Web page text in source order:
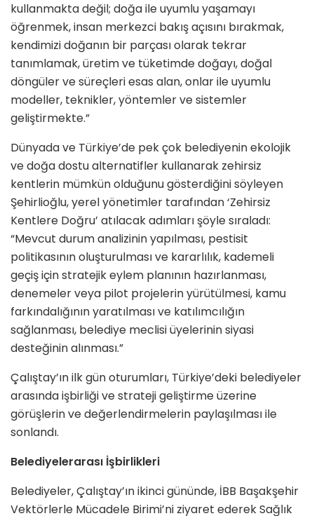
kullanmakta değil; doğa ile uyumlu yaşamayı
öğrenmek, insan merkezci bakış açısını bırakmak,
kendimizi doğanın bir parçası olarak tekrar
tanımlamak, üretim ve tüketimde doğayı, doğal
döngüler ve süreçleri esas alan, onlar ile uyumlu
modeller, teknikler, yöntemler ve sistemler
geliştirmekte.”
Dünyada ve Türkiye’de pek çok belediyenin ekolojik
ve doğa dostu alternatifler kullanarak zehirsiz
kentlerin mümkün olduğunu gösterdiğini söyleyen
Şehirlioğlu, yerel yönetimler tarafından ‘Zehirsiz
Kentlere Doğru’ atılacak adımları şöyle sıraladı:
“Mevcut durum analizinin yapılması, pestisit
politikasının oluşturulması ve kararlılık, kademeli
geçiş için stratejik eylem planının hazırlanması,
denemeler veya pilot projelerin yürütülmesi, kamu
farkındalığının yaratılması ve katılımcılığın
sağlanması, belediye meclisi üyelerinin siyasi
desteğinin alınması.”
Çalıştay’ın ilk gün oturumları, Türkiye’deki belediyeler
arasında işbirliği ve strateji geliştirme üzerine
görüşlerin ve değerlendirmelerin paylaşılması ile
sonlandı.
Belediyelerarası İşbirlikleri
Belediyeler, Çalıştay’ın ikinci gününde, İBB Başakşehir
Vektörlerle Mücadele Birimi’ni ziyaret ederek Sağlık